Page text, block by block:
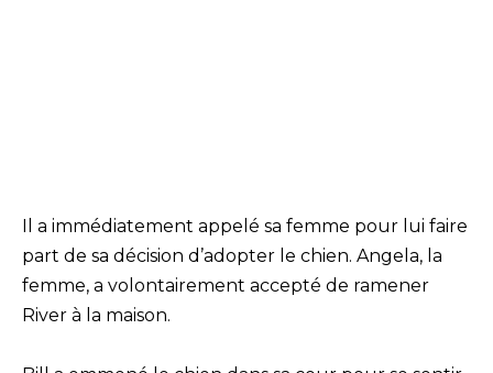
Il a immédiatement appelé sa femme pour lui faire
part de sa décision d’adopter le chien. Angela, la
femme, a volontairement accepté de ramener
River à la maison.